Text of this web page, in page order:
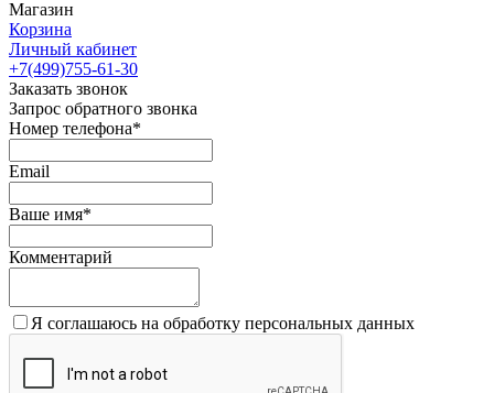
Магазин
Корзина
Личный кабинет
+7(499)755-61-30
Заказать звонок
Запрос обратного звонка
Номер телефона*
Email
Ваше имя*
Комментарий
Я соглашаюсь на обработку персональных данных